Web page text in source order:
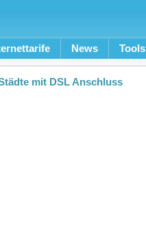
News Tools
mit DSL Anschluss